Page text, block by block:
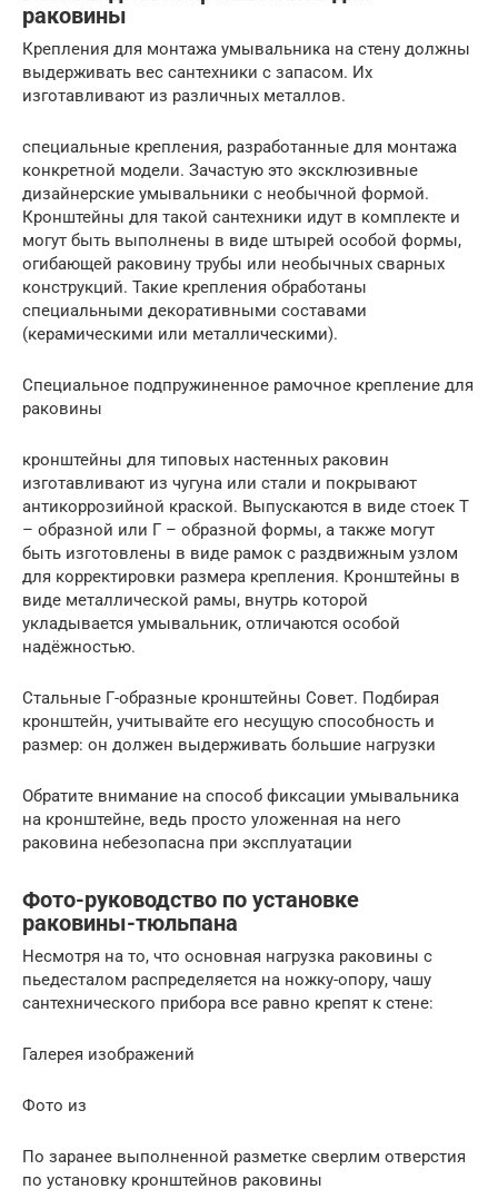
раковины
Крепления для монтажа умывальника на стену должны
выдерживать вес сантехники с запасом. Их
изготавливают из различных металлов.
специальные крепления, разработанные для монтажа
конкретной модели. Зачастую это эксклюзивные
дизайнерские умывальники с необычной формой.
Кронштейны для такой сантехники идут в комплекте и
могут быть выполнены в виде штырей особой формы,
огибающей раковину трубы или необычных сварных
конструкций. Такие крепления обработаны
специальными декоративными составами
(керамическими или металлическими).
Специальное подпружиненное рамочное крепление для
раковины
кронштейны для типовых настенных раковин
изготавливают из чугуна или стали и покрывают
антикоррозийной краской. Выпускаются в виде стоек Т
– образной или Г – образной формы, а также могут
быть изготовлены в виде рамок с раздвижным узлом
для корректировки размера крепления. Кронштейны в
виде металлической рамы, внутрь которой
укладывается умывальник, отличаются особой
надёжностью.
Стальные Г-образные кронштейны Совет. Подбирая
кронштейн, учитывайте его несущую способность и
размер: он должен выдерживать большие нагрузки
Обратите внимание на способ фиксации умывальника
на кронштейне, ведь просто уложенная на него
раковина небезопасна при эксплуатации
Фото-руководство по установке
раковины-тюльпана
Несмотря на то, что основная нагрузка раковины с
пьедесталом распределяется на ножку-опору, чашу
сантехнического прибора все равно крепят к стене:
Галерея изображений
Фото из
По заранее выполненной разметке сверлим отверстия
по установку кронштейнов раковины